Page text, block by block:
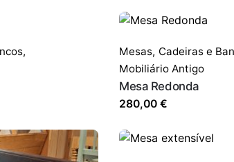
,
Mesas, Cadeiras e
Mobiliário Antigo
Mesa Redonda
280,00 €